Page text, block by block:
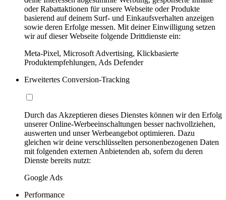
oder Rabattaktionen für unsere Webseite oder Produkte
basierend auf deinem Surf- und Einkaufsverhalten anzeigen
sowie deren Erfolge messen. Mit deiner Einwilligung setzen
wir auf dieser Webseite folgende Drittdienste ein:
Meta-Pixel, Microsoft Advertising, Klickbasierte
Produktempfehlungen, Ads Defender
Erweitertes Conversion-Tracking
Durch das Akzeptieren dieses Dienstes können wir den Erfolg
unserer Online-Werbeeinschaltungen besser nachvollziehen,
auswerten und unser Werbeangebot optimieren. Dazu
gleichen wir deine verschlüsselten personenbezogenen Daten
mit folgenden externen Anbietenden ab, sofern du deren
Dienste bereits nutzt:
Google Ads
Performance